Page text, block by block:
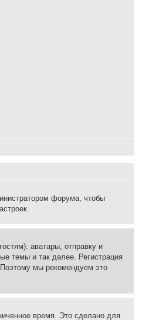
форума, чтобы
аватары, отправку и
темы и так далее. Регистрация
мы рекомендуем это
время. Это сделано для